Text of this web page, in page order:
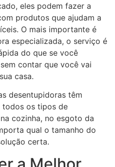
eles podem fazer a
produtos que ajudam a
O mais importante é
especializada, o serviço é
do que se você
contar que você vai
casa.
desentupidoras têm
todos os tipos de
cozinha, no esgoto da
qual o tamanho do
certa.